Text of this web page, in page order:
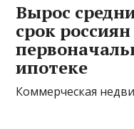
Вырос
срок
ипотеке
Коммерческая